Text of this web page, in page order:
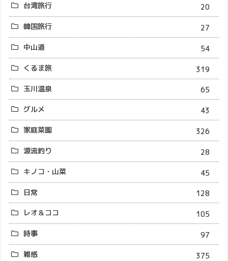
台湾旅行
20
韓国旅行
27
中山道
54
くるま旅
319
玉川温泉
65
グルメ
43
家庭菜園
326
源流釣り
28
キノコ・山菜
45
日常
128
レオ＆ココ
105
時事
97
雑感
375